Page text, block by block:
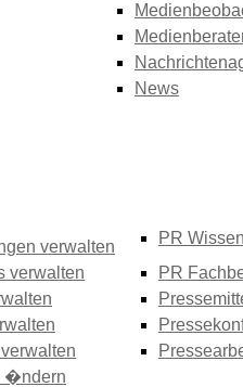
News
verwalten
verwalten
�ndern
PR
PR